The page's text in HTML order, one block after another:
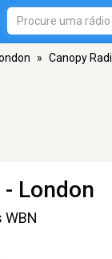
» Canopy
- London